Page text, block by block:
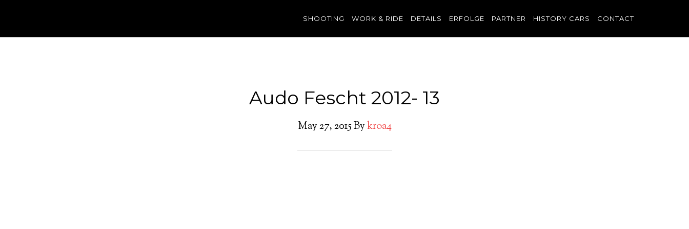
SHOOTING WORK & RIDE DETAILS ERFOLGE PARTNER HISTORY CARS CONTACT
Audo Fescht 2012- 13
May 27, 2015Bykroa4